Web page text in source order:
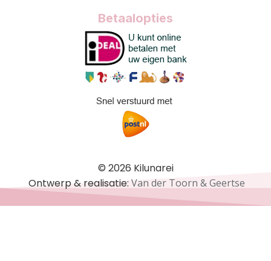
Betaalopties
© 2026 Kilunarei
Ontwerp & realisatie:Van der Toorn & Geertse